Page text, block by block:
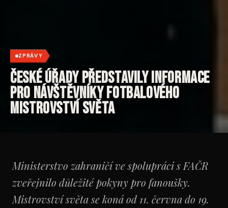
ZPRÁVY
České úřady představily informace
pro návštěvníky fotbalového
mistrovství světa
Ministerstvo zahraničí ve spolupráci s FAČR
zveřejnilo důležité pokyny pro fanoušky.
Mistrovství světa se koná od 11. června do 19.